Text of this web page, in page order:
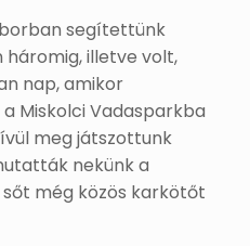
segítettünk
illetve volt,
nap, amikor
Miskolci Vadasparkba
meg játszottunk
nekünk a
még közös karkötőt